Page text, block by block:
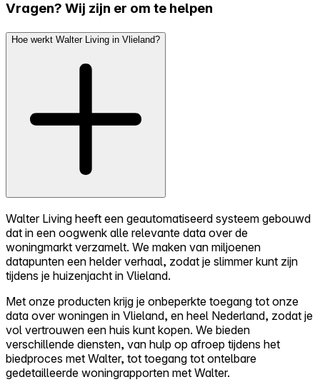
Vragen? Wij zijn er om te helpen
Hoe werkt Walter Living in Vlieland?
Walter Living heeft een geautomatiseerd systeem gebouwd
dat in een oogwenk alle relevante data over de
woningmarkt verzamelt. We maken van miljoenen
datapunten een helder verhaal, zodat je slimmer kunt zijn
tijdens je huizenjacht in Vlieland.
Met onze producten krijg je onbeperkte toegang tot onze
data over woningen in Vlieland, en heel Nederland, zodat je
vol vertrouwen een huis kunt kopen. We bieden
verschillende diensten, van hulp op afroep tijdens het
biedproces met Walter, tot toegang tot ontelbare
gedetailleerde woningrapporten met Walter.